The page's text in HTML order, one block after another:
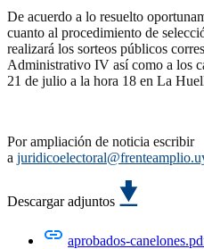
De acuerdo a lo resuelto
cuanto al procedimiento de
realizará los sorteos públicos
Administrativo IV así como a los
21 de julio a la hora 18 en La
Por ampliación de noticia escribir
a
Descargar adjuntos
aprobados-